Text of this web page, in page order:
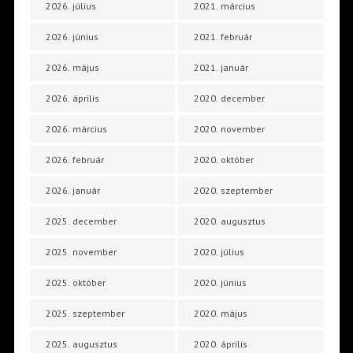
2026. július
2026. június
2026. május
2026. április
2026. március
2026. február
2026. január
2025. december
2025. november
2025. október
2025. szeptember
2025. augusztus
2021. március
2021. február
2021. január
2020. december
2020. november
2020. október
2020. szeptember
2020. augusztus
2020. július
2020. június
2020. május
2020. április